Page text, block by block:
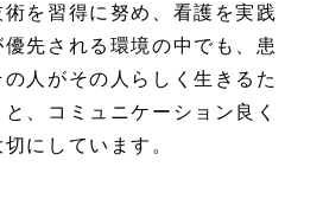
を習得に努め、看護を実践
先される環境の中でも、患
人がその人らしく生きるた
、コミュニケーション良く
にしています。